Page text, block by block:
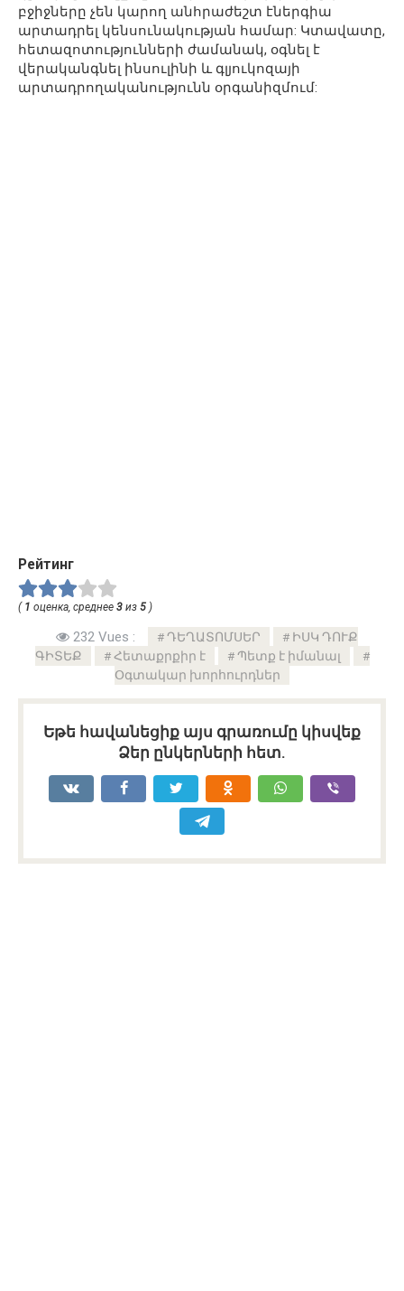
բջիջները չեն կարող անհրաժեշտ էներգիա
արտադրել կենսունակության համար: Կտավատը,
հետազոտությունների ժամանակ, օգնել է
վերականգնել ինսուլինի և գլյուկոզայի
արտադրողականությունն օրգանիզմում:
Рейтинг
( 1 оценка, среднее 3 из 5 )
232 Vues : ԴԵՂԱՏՈՄՍԵՐ
ԻՍԿ ԴՈՒՔ
ԳԻՏԵՔ
Հետաքրքիր է
Պետք է իմանալ
Օգտակար խորհուրդներ
Եթե հավանեցիք այս գրառումը կիսվեք
Ձեր ընկերների հետ.